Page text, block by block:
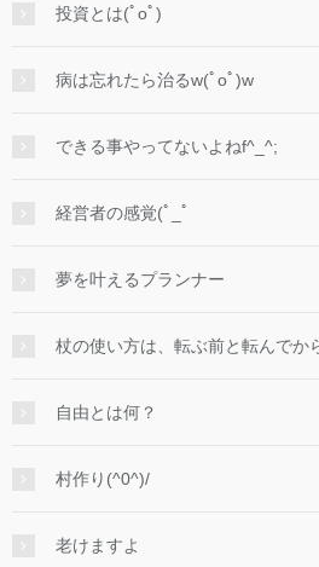
投資とは(ﾟoﾟ)
病は忘れたら治るw(ﾟoﾟ)w
できる事やってないよねf^_^;
経営者の感覚(ﾟ_ﾟ
夢を叶えるプランナー
杖の使い方は、転ぶ前と転んでか
自由とは何？
村作り(^0^)/
老けますよ